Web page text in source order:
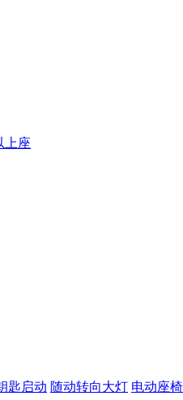
上座
匙启动 随动转向大灯 电动座椅